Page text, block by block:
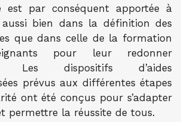
est par conséquent apportée à
aussi bien dans la définition des
que dans celle de la formation
pour leur redonner
Les dispositifs d’aides
prévus aux différentes étapes
ont été conçus pour s’adapter
permettre la réussite de tous.